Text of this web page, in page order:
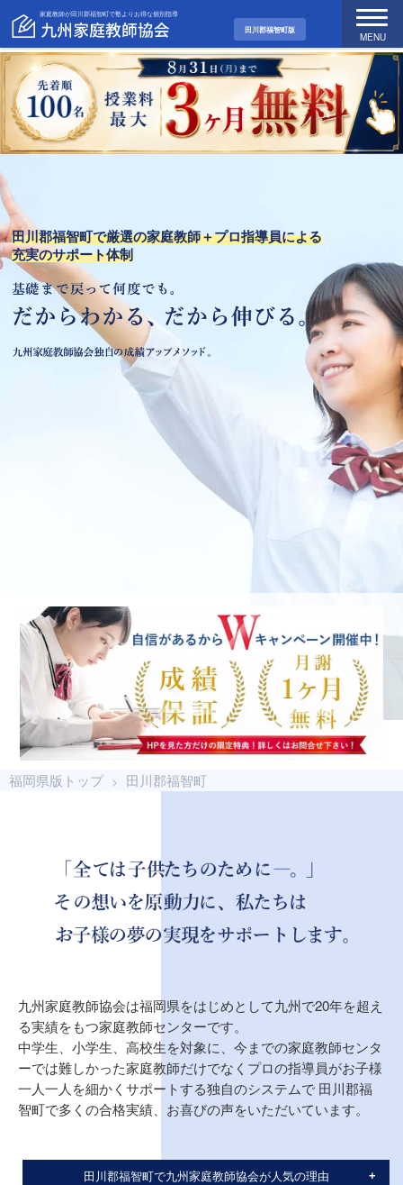
MENU
家庭教師が田川郡福智町で塾よりお得な個別指導
田川郡福智町版
田川郡福智町で厳選の家庭教師＋プロ指導員による
充実のサポート体制
福岡県版トップ 田川郡福智町
九州家庭教師協会は福岡県をはじめとして九州で20年を超え
る実績をもつ家庭教師センターです。
中学生、小学生、高校生を対象に、今までの家庭教師センタ
ーでは難しかった家庭教師だけでなくプロの指導員がお子様
一人一人を細かくサポートする独自のシステムで 田川郡福
智町で多くの合格実績、お喜びの声をいただいています。
田川郡福智町で九州家庭教師協会が人気の理由